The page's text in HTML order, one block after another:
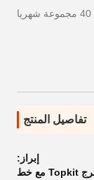
تفاصيل المنتج
إبراز:
نموذج بناء رافعة البرج QTZ63,رافعة برج Topkit مع خط